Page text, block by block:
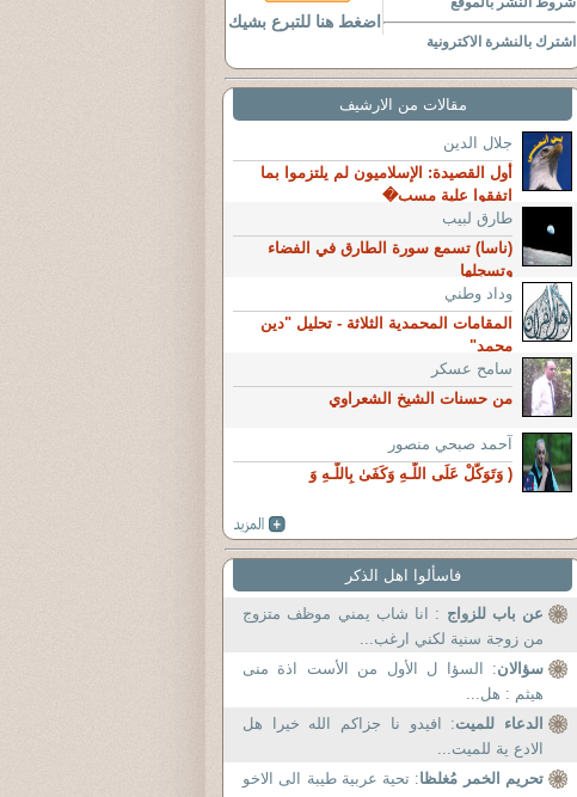
اشترك بالنشرة الاكترونية
اضغط هنا للتبرع بشيك
مقالات من الارشيف
جلال الدين
أول القصيدة: الإسلاميون لم يلتزموا بما
اتفقوا علية مسب�
طارق لبيب
(ناسا) تسمع سورة الطارق في الفضاء
وتسجلها
وداد وطني
المقامات المحمدية الثلاثة - تحليل "دين
محمد"
سامح عسكر
من حسنات الشيخ الشعراوي
آحمد صبحي منصور
( وَتَوَكَّلْ عَلَى اللَّـهِ وَكَفَىٰ بِاللَّـهِ وَ
فاسألوا اهل الذكر
عن باب للزواج : انا شاب يمني موظف متزوج
من زوجة سنية لكني ارغب...
سؤالان: السؤا ل الأول من الأست اذة منى
هيثم : هل...
الدعاء للميت: افيدو نا جزاكم الله خيرا هل
الادع ية للميت...
تحريم الخمر مُغلظا: تحية عربية طيبة الى الاخو